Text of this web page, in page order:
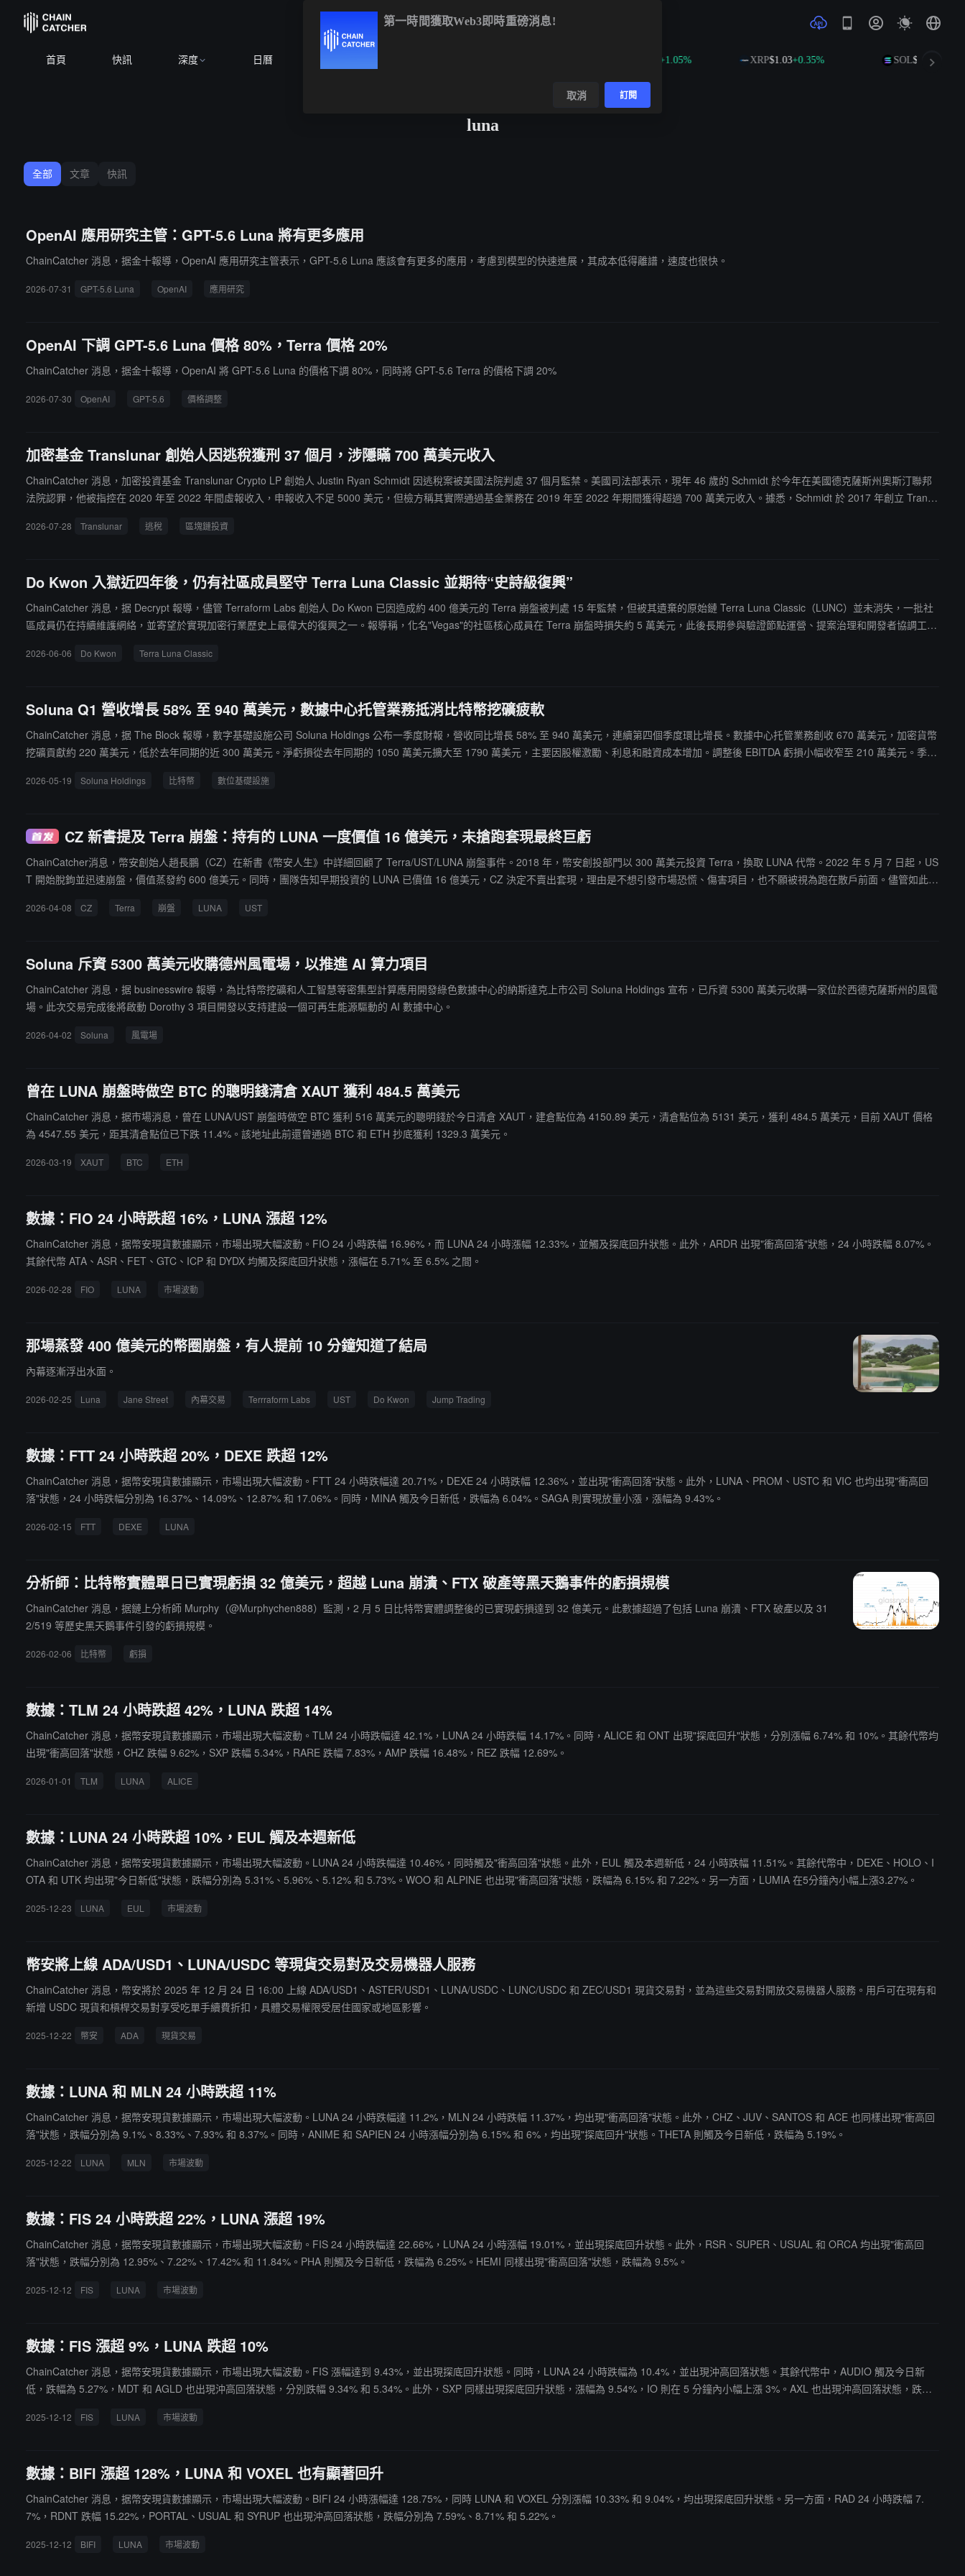
首頁 快訊 深度 日曆 +1.05% XRP$1.03+0.35% SOL$74.76 +2.20%
luna
全部 文章 快訊
OpenAI 應用研究主管：GPT-5.6 Luna 將有更多應用
ChainCatcher 消息，据金十報導，OpenAI 應用研究主管表示，GPT-5.6 Luna 應該會有更多的應用，考慮到模型的快速進展，其成本低得離譜，速度也很快。
2026-07-31 GPT-5.6 Luna OpenAI 應用研究
OpenAI 下調 GPT-5.6 Luna 價格 80%，Terra 價格 20%
ChainCatcher 消息，据金十報導，OpenAI 將 GPT-5.6 Luna 的價格下調 80%，同時將 GPT-5.6 Terra 的價格下調 20%
2026-07-30 OpenAI GPT-5.6 價格調整
加密基金 Translunar 創始人因逃稅獲刑 37 個月，涉隱瞞 700 萬美元收入
ChainCatcher 消息，加密投資基金 Translunar Crypto LP 創始人 Justin Ryan Schmidt 因逃稅案被美國法院判處 37 個月監禁。美國司法部表示，現年 46 歲的 Schmidt 於今年在美國德克薩斯州奧斯汀聯邦
法院認罪，他被指控在 2020 年至 2022 年間虛報收入，申報收入不足 5000 美元，但檢方稱其實際通過基金業務在 2019 年至 2022 年期間獲得超過 700 萬美元收入。據悉，Schmidt 於 2017 年創立 Transl
2026-07-28 Translunar 逃稅 區塊鏈投資
Do Kwon 入獄近四年後，仍有社區成員堅守 Terra Luna Classic 並期待“史詩級復興”
ChainCatcher 消息，据 Decrypt 報導，儘管 Terraform Labs 創始人 Do Kwon 已因造成約 400 億美元的 Terra 崩盤被判處 15 年監禁，但被其遺棄的原始鏈 Terra Luna Classic（LUNC）並未消失，一批社
區成員仍在持續維護網絡，並寄望於實現加密行業歷史上最偉大的復興之一。報導稱，化名"Vegas"的社區核心成員在 Terra 崩盤時損失約 5 萬美元，此後長期參與驗證節點運營、提案治理和開發者協調工
來並更名為 Terra Luna Classic。隨後，社區組織 Terra Rebels 接手維護工作，並推出包括 1.2% 燒毀稅在內的一系列提案，希望重振生態。不過，由於資金分配和治理爭議，Terra Rebels 最終解散，多名
擲的最後傳球。"一位社區成員表示。
2026-06-06 Do Kwon Terra Luna Classic
Soluna Q1 營收增長 58% 至 940 萬美元，數據中心托管業務抵消比特幣挖礦疲軟
ChainCatcher 消息，据 The Block 報導，數字基礎設施公司 Soluna Holdings 公布一季度財報，營收同比增長 58% 至 940 萬美元，連續第四個季度環比增長。數據中心托管業務創收 670 萬美元，加密貨幣
挖礦貢獻約 220 萬美元，低於去年同期的近 300 萬美元。淨虧損從去年同期的 1050 萬美元擴大至 1790 萬美元，主要因股權激勵、利息和融資成本增加。調整後 EBITDA 虧損小幅收窄至 210 萬美元。季度
2026-05-19 Soluna Holdings 比特幣 數位基礎設施
CZ 新書提及 Terra 崩盤：持有的 LUNA 一度價值 16 億美元，未搶跑套現最終巨虧
ChainCatcher消息，幣安創始人趙長鵬（CZ）在新書《幣安人生》中詳細回顧了 Terra/UST/LUNA 崩盤事件。2018 年，幣安創投部門以 300 萬美元投資 Terra，換取 LUNA 代幣。2022 年 5 月 7 日起，US
T 開始脫鉤並迅速崩盤，價值蒸發約 600 億美元。同時，團隊告知早期投資的 LUNA 已價值 16 億美元，CZ 決定不賣出套現，理由是不想引發市場恐慌、傷害項目，也不願被視為跑在散戶前面。儘管如此，
為儲備，脫鉤後系統瘋狂鑄造 LUNA，總量增加 1000 倍，加速崩盤。Terra 最終動用 30 億美元比特幣儲備救場卻為時已晚，他表示對 Do Kwon 可能私留 2 億美元做法律費用感到震驚。
2026-04-08 CZ Terra 崩盤 LUNA UST
Soluna 斥資 5300 萬美元收購德州風電場，以推進 AI 算力項目
ChainCatcher 消息，据 businesswire 報導，為比特幣挖礦和人工智慧等密集型計算應用開發綠色數據中心的納斯達克上市公司 Soluna Holdings 宣布，已斥資 5300 萬美元收購一家位於西德克薩斯州的風電
場。此次交易完成後將啟動 Dorothy 3 項目開發以支持建設一個可再生能源驅動的 AI 數據中心。
2026-04-02 Soluna 風電場
曾在 LUNA 崩盤時做空 BTC 的聰明錢清倉 XAUT 獲利 484.5 萬美元
ChainCatcher 消息，据市場消息，曾在 LUNA/UST 崩盤時做空 BTC 獲利 516 萬美元的聰明錢於今日清倉 XAUT，建倉點位為 4150.89 美元，清倉點位為 5131 美元，獲利 484.5 萬美元，目前 XAUT 價格
為 4547.55 美元，距其清倉點位已下跌 11.4%。該地址此前還曾通過 BTC 和 ETH 抄底獲利 1329.3 萬美元。
2026-03-19 XAUT BTC ETH
數據：FIO 24 小時跌超 16%，LUNA 漲超 12%
ChainCatcher 消息，据幣安現貨數據顯示，市場出現大幅波動。FIO 24 小時跌幅 16.96%，而 LUNA 24 小時漲幅 12.33%，並觸及探底回升狀態。此外，ARDR 出現"衝高回落"狀態，24 小時跌幅 8.07%。
其餘代幣 ATA、ASR、FET、GTC、ICP 和 DYDX 均觸及探底回升狀態，漲幅在 5.71% 至 6.5% 之間。
2026-02-28 FIO LUNA 市場波動
那場蒸發 400 億美元的幣圈崩盤，有人提前 10 分鐘知道了結局
內幕逐漸浮出水面。
2026-02-25 Luna Jane Street 內幕交易 Terrraform Labs UST Do Kwon Jump Trading
數據：FTT 24 小時跌超 20%，DEXE 跌超 12%
ChainCatcher 消息，据幣安現貨數據顯示，市場出現大幅波動。FTT 24 小時跌幅達 20.71%，DEXE 24 小時跌幅 12.36%，並出現"衝高回落"狀態。此外，LUNA、PROM、USTC 和 VIC 也均出現"衝高回
落"狀態，24 小時跌幅分別為 16.37%、14.09%、12.87% 和 17.06%。同時，MINA 觸及今日新低，跌幅為 6.04%。SAGA 則實現放量小漲，漲幅為 9.43%。
2026-02-15 FTT DEXE LUNA
分析師：比特幣實體單日已實現虧損 32 億美元，超越 Luna 崩潰、FTX 破產等黑天鵝事件的虧損規模
ChainCatcher 消息，据鏈上分析師 Murphy（@Murphychen888）監測，2 月 5 日比特幣實體調整後的已實現虧損達到 32 億美元。此數據超過了包括 Luna 崩潰、FTX 破產以及 31
2/519 等歷史黑天鵝事件引發的虧損規模。
2026-02-06 比特幣 虧損
數據：TLM 24 小時跌超 42%，LUNA 跌超 14%
ChainCatcher 消息，据幣安現貨數據顯示，市場出現大幅波動。TLM 24 小時跌幅達 42.1%，LUNA 24 小時跌幅 14.17%。同時，ALICE 和 ONT 出現"探底回升"狀態，分別漲幅 6.74% 和 10%。其餘代幣均
出現"衝高回落"狀態，CHZ 跌幅 9.62%，SXP 跌幅 5.34%，RARE 跌幅 7.83%，AMP 跌幅 16.48%，REZ 跌幅 12.69%。
2026-01-01 TLM LUNA ALICE
數據：LUNA 24 小時跌超 10%，EUL 觸及本週新低
ChainCatcher 消息，据幣安現貨數據顯示，市場出現大幅波動。LUNA 24 小時跌幅達 10.46%，同時觸及"衝高回落"狀態。此外，EUL 觸及本週新低，24 小時跌幅 11.51%。其餘代幣中，DEXE、HOLO、I
OTA 和 UTK 均出現"今日新低"狀態，跌幅分別為 5.31%、5.96%、5.12% 和 5.73%。WOO 和 ALPINE 也出現"衝高回落"狀態，跌幅為 6.15% 和 7.22%。另一方面，LUMIA 在5分鐘內小幅上漲3.27%。
2025-12-23 LUNA EUL 市場波動
幣安將上線 ADA/USD1、LUNA/USDC 等現貨交易對及交易機器人服務
ChainCatcher 消息，幣安將於 2025 年 12 月 24 日 16:00 上線 ADA/USD1、ASTER/USD1、LUNA/USDC、LUNC/USDC 和 ZEC/USD1 現貨交易對，並為這些交易對開放交易機器人服務。用戶可在現有和
新增 USDC 現貨和槓桿交易對享受吃單手續費折扣，具體交易權限受居住國家或地區影響。
2025-12-22 幣安 ADA 現貨交易
數據：LUNA 和 MLN 24 小時跌超 11%
ChainCatcher 消息，据幣安現貨數據顯示，市場出現大幅波動。LUNA 24 小時跌幅達 11.2%，MLN 24 小時跌幅 11.37%，均出現"衝高回落"狀態。此外，CHZ、JUV、SANTOS 和 ACE 也同樣出現"衝高回
落"狀態，跌幅分別為 9.1%、8.33%、7.93% 和 8.37%。同時，ANIME 和 SAPIEN 24 小時漲幅分別為 6.15% 和 6%，均出現"探底回升"狀態。THETA 則觸及今日新低，跌幅為 5.19%。
2025-12-22 LUNA MLN 市場波動
數據：FIS 24 小時跌超 22%，LUNA 漲超 19%
ChainCatcher 消息，据幣安現貨數據顯示，市場出現大幅波動。FIS 24 小時跌幅達 22.66%，LUNA 24 小時漲幅 19.01%，並出現探底回升狀態。此外，RSR、SUPER、USUAL 和 ORCA 均出現"衝高回
落"狀態，跌幅分別為 12.95%、7.22%、17.42% 和 11.84%。PHA 則觸及今日新低，跌幅為 6.25%。HEMI 同樣出現"衝高回落"狀態，跌幅為 9.5%。
2025-12-12 FIS LUNA 市場波動
數據：FIS 漲超 9%，LUNA 跌超 10%
ChainCatcher 消息，据幣安現貨數據顯示，市場出現大幅波動。FIS 漲幅達到 9.43%，並出現探底回升狀態。同時，LUNA 24 小時跌幅為 10.4%，並出現沖高回落狀態。其餘代幣中，AUDIO 觸及今日新
低，跌幅為 5.27%，MDT 和 AGLD 也出現沖高回落狀態，分別跌幅 9.34% 和 5.34%。此外，SXP 同樣出現探底回升狀態，漲幅為 9.54%，IO 則在 5 分鐘內小幅上漲 3%。AXL 也出現沖高回落狀態，跌幅
2025-12-12 FIS LUNA 市場波動
數據：BIFI 漲超 128%，LUNA 和 VOXEL 也有顯著回升
ChainCatcher 消息，据幣安現貨數據顯示，市場出現大幅波動。BIFI 24 小時漲幅達 128.75%，同時 LUNA 和 VOXEL 分別漲幅 10.33% 和 9.04%，均出現探底回升狀態。另一方面，RAD 24 小時跌幅 7.
7%，RDNT 跌幅 15.22%，PORTAL、USUAL 和 SYRUP 也出現沖高回落狀態，跌幅分別為 7.59%、8.71% 和 5.22%。
2025-12-12 BIFI LUNA 市場波動
第一時間獲取Web3即時重磅消息!
取消 訂閱